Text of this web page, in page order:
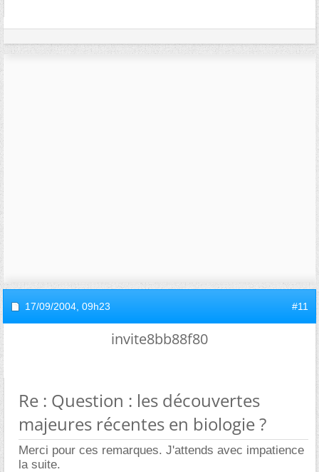
17/09/2004, 09h23 #11
invite8bb88f80
Re : Question : les découvertes
majeures récentes en biologie ?
Merci pour ces remarques. J'attends avec impatience
la suite.